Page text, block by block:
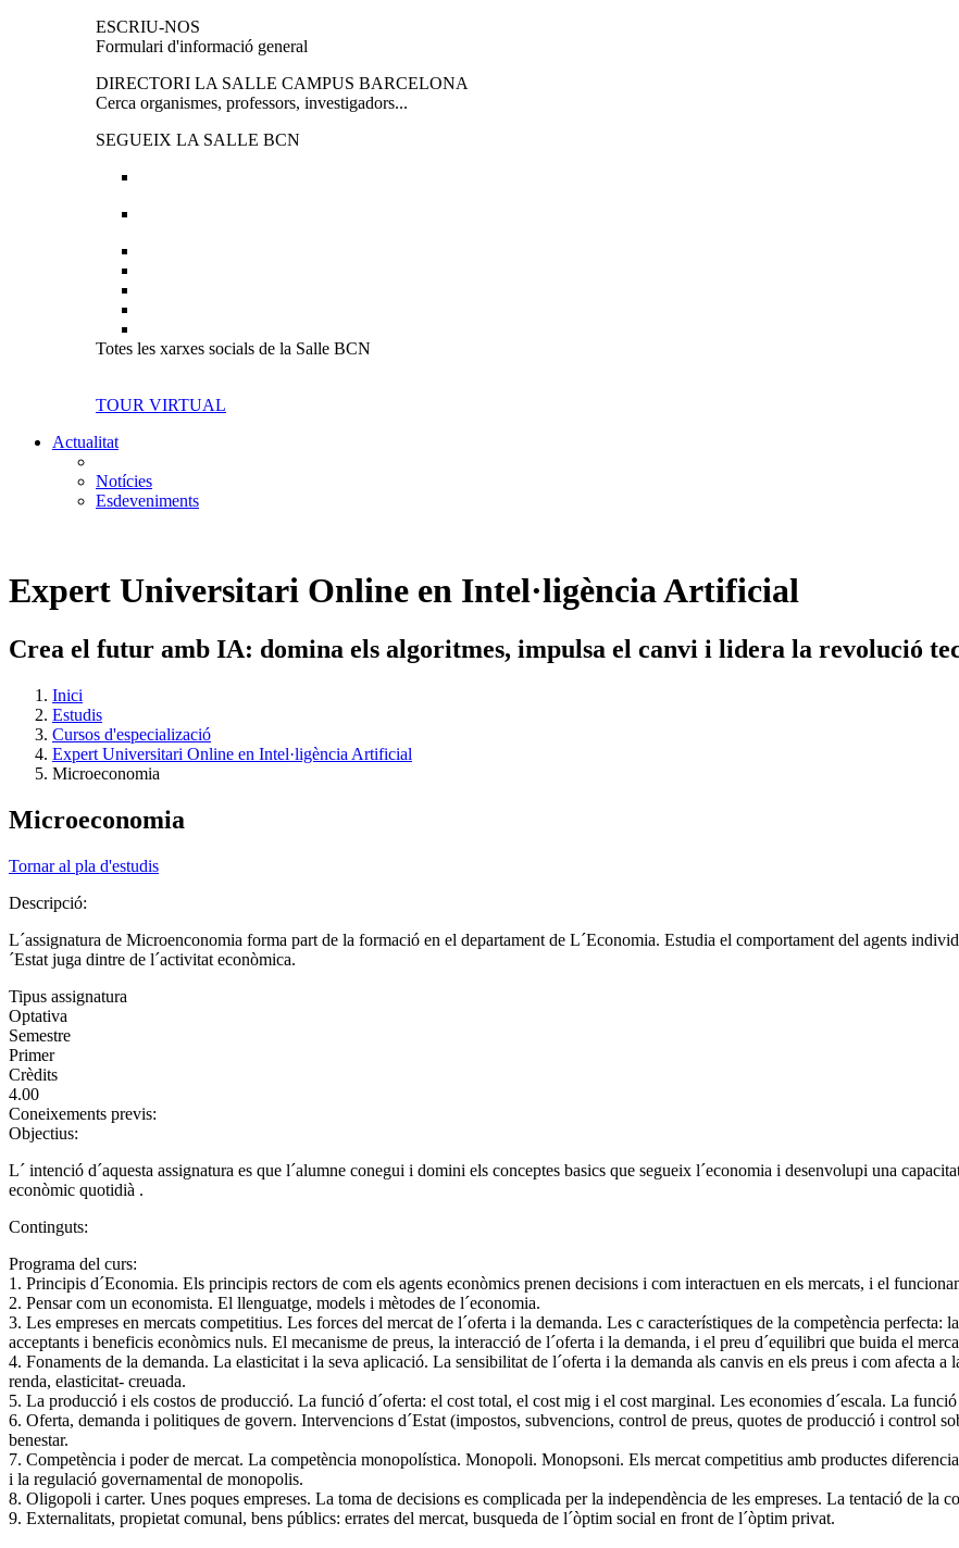
ESCRIU-NOS
Formulari d'informació general
DIRECTORI LA SALLE CAMPUS BARCELONA
Cerca organismes, professors, investigadors...
SEGUEIX LA SALLE BCN
Totes les xarxes socials de la Salle BCN
TOUR VIRTUAL
Actualitat
Notícies
Esdeveniments
Expert Universitari Online en Intel·ligència Artificial
Crea el futur amb IA: domina els algoritmes, impulsa el canvi i lidera la revolució
Inici
Estudis
Cursos d'especializació
Expert Universitari Online en Intel·ligència Artificial
Microeconomia
Microeconomia
Tornar al pla d'estudis
Descripció:
L´assignatura de Microenconomia forma part de la formació en el departament de L´Economia. Estudia el comportament del agents
´Estat juga dintre de l´activitat econòmica.
Tipus assignatura
Optativa
Semestre
Primer
Crèdits
4.00
Coneixements previs:
Objectius:
L´ intenció d´aquesta assignatura es que l´alumne conegui i domini els conceptes basics que segueix l´economia i desenvolupi una
econòmic quotidià .
Continguts:
Programa del curs:
1. Principis d´Economia. Els principis rectors de com els agents econòmics prenen decisions i com interactuen en els mercats, i el
2. Pensar com un economista. El llenguatge, models i mètodes de l´economia.
3. Les empreses en mercats competitius. Les forces del mercat de l´oferta i la demanda. Les c característiques de la competència perfecta:
acceptants i beneficis econòmics nuls. El mecanisme de preus, la interacció de l´oferta i la demanda, i el preu d´equilibri que buida el
4. Fonaments de la demanda. La elasticitat i la seva aplicació. La sensibilitat de l´oferta i la demanda als canvis en els preus i com afecta a
renda, elasticitat- creuada.
5. La producció i els costos de producció. La funció d´oferta: el cost total, el cost mig i el cost marginal. Les economies d´escala. La funció
6. Oferta, demanda i politiques de govern. Intervencions d´Estat (impostos, subvencions, control de preus, quotes de producció i control
benestar.
7. Competència i poder de mercat. La competència monopolística. Monopoli. Monopsoni. Els mercat competitius amb productes
i la regulació governamental de monopolis.
8. Oligopoli i carter. Unes poques empreses. La toma de decisions es complicada per la independència de les empreses. La tentació de la
9. Externalitats, propietat comunal, bens públics: errates del mercat, busqueda de l´òptim social en front de l´òptim privat.